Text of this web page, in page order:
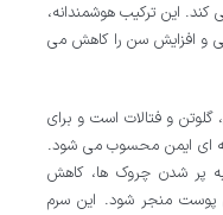
این ترکیب هوشمندانه،
و افزایش سن را کاهش می
گلوتن و فتالات است و برای
ای ایمن محسوب می شود.
پر شدن چروک ها، کاهش
منجر شود. این سرم